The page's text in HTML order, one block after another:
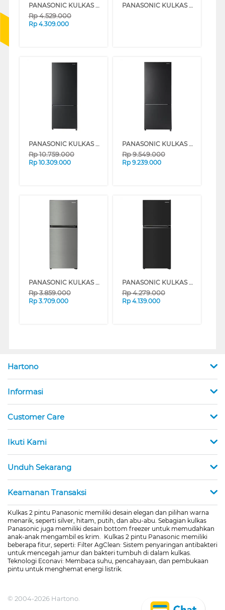
PANASONIC KULKAS 2 PINTU KECIL SMALL 2 DOOR REFRIGERATOR TOP FREEZER NRTC211BUKD
Rp4.529.000
Rp 4.309.000
PANASONIC KULKAS 2 PINTU KECIL SMALL 2 DOOR REFRIGERATOR TOP FREEZER NRTC210BUND
PANASONIC KULKAS 2 PINTU BESAR BIG 2 DOOR REFRIGERATOR BOTTOM FREEZER NRBX471HWKD
Rp10.759.000
Rp 10.309.000
PANASONIC KULKAS 2 PINTU BESAR BIG 2 DOOR REFRIGERATOR BOTTOM FREEZER NRBX421HWKD
Rp9.549.000
Rp 9.239.000
PANASONIC KULKAS 2 PINTU KECIL SMALL 2 DOOR REFRIGERATOR NRTC200BUND
Rp3.859.000
Rp 3.709.000
PANASONIC KULKAS 2 PINTU KECIL SMALL 2 DOOR REFRIGERATOR NRTC201BUKD
Rp4.279.000
Rp 4.139.000
Hartono
Informasi
Customer Care
Ikuti Kami
Unduh Sekarang
Keamanan Transaksi
Kulkas 2 pintu Panasonic memiliki desain elegan dan pilihan warna
menarik, seperti silver, hitam, putih, dan abu-abu. Sebagian kulkas
Panasonic juga memiliki desain bottom freezer untuk memudahkan
anak-anak mengambil es krim. Kulkas 2 pintu Panasonic memiliki
beberapa fitur, seperti: Filter AgClean: Sistem penyaringan antibakteri
untuk mencegah jamur dan bakteri tumbuh di dalam kulkas.
Teknologi Econavi: Membaca suhu, pencahayaan, dan pembukaan
pintu untuk menghemat energi listrik.
© 2004-2026 Hartono.